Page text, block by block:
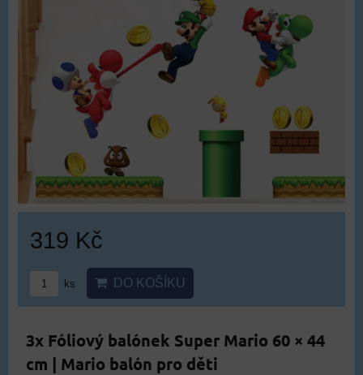
319 Kč
ks DO KOŠÍKU
3x Fóliový balónek Super Mario 60 × 44
cm | Mario balón pro děti